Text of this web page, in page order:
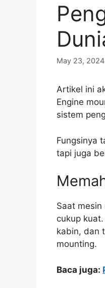
May 23, 2024
Artikel ini
Engine
sistem
Fungsinya
tapi juga
Saat
cukup
kabin, dan
mounting.
Baca juga: